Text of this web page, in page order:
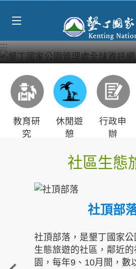
:::
教育研
究
休閒遊
憩
行政申
辦
社區生態
社頂部
社頂部落，是墾丁國家
生態旅遊的社區，鄰近
園，每年9、10月間，數